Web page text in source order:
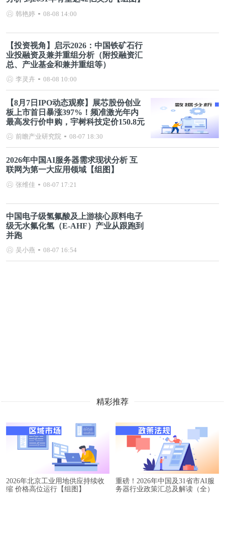
韩艳婷 08-08 14:00
【投资视角】启示2026：中国铁矿石行
业投融资及兼并重组分析（附投融资汇
总、产业基金和兼并重组等）
李灵卉 08-08 10:00
【8月7日IPO动态观察】展芯股份创业
板上市首日暴涨397%！频准激光年内
最高发行价申购，宇树科技定价150.8元
前瞻产业研究院 08-07 18:30
2026年中国AI服务器需求现状分析 互
联网为第一大应用领域【组图】
张维佳 08-07 17:21
中国电子级氢氟酸及上游核心原料电子
级无水氟化氢（E-AHF）产业从跟跑到
并跑
吴小燕 08-07 16:54
精彩推荐
2026年北京工业用地供应持续收
缩 价格高位运行【组图】
重磅！2026年中国及31省市AI服
务器行业政策汇总及解读（全）